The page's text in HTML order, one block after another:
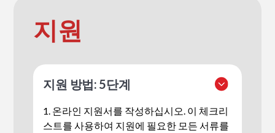
지원
지원 방법: 5단계
1. 온라인 지원서를 작성하십시오. 이 체크리
스트를 사용하여 지원에 필요한 모든 서류를